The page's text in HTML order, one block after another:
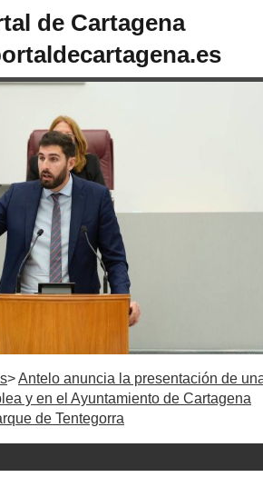
de Cartagena
Antelo anuncia la presentación de
y en el Ayuntamiento de Cartagena
de Tentegorra